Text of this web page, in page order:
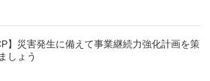
】災害発生に備えて事業継続力強化計画を策
しょう